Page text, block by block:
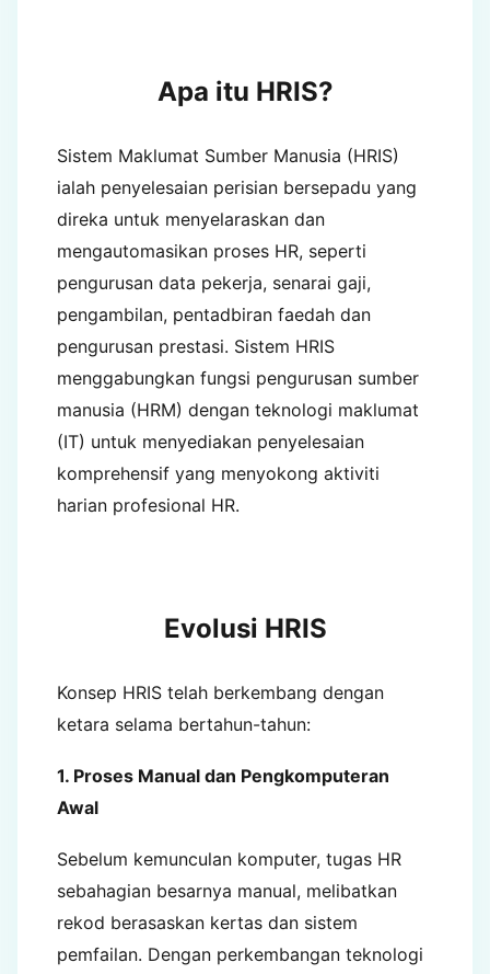
Apa itu HRIS?
Sistem Maklumat Sumber Manusia (HRIS)
ialah penyelesaian perisian bersepadu yang
direka untuk menyelaraskan dan
mengautomasikan proses HR, seperti
pengurusan data pekerja, senarai gaji,
pengambilan, pentadbiran faedah dan
pengurusan prestasi. Sistem HRIS
menggabungkan fungsi pengurusan sumber
manusia (HRM) dengan teknologi maklumat
(IT) untuk menyediakan penyelesaian
komprehensif yang menyokong aktiviti
harian profesional HR.
Evolusi HRIS
Konsep HRIS telah berkembang dengan
ketara selama bertahun-tahun:
1. Proses Manual dan Pengkomputeran
Awal
Sebelum kemunculan komputer, tugas HR
sebahagian besarnya manual, melibatkan
rekod berasaskan kertas dan sistem
pemfailan. Dengan perkembangan teknologi